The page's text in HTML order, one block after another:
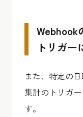
Webhook
トリガー
また、特定の
集計のトリガ
す。